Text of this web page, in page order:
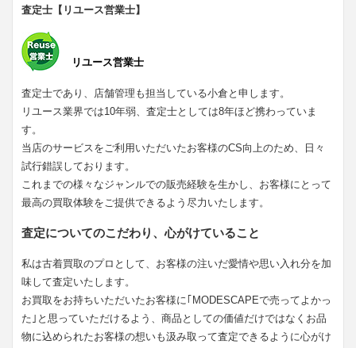
査定士【リユース営業士】
リユース営業士
査定士であり、店舗管理も担当している小倉と申します。
リユース業界では10年弱、査定士としては8年ほど携わっていま
す。
当店のサービスをご利用いただいたお客様のCS向上のため、日々
試行錯誤しております。
これまでの様々なジャンルでの販売経験を生かし、お客様にとって
最高の買取体験をご提供できるよう尽力いたします。
査定についてのこだわり、心がけていること
私は古着買取のプロとして、お客様の注いだ愛情や思い入れ分を加
味して査定いたします。
お買取をお持ちいただいたお客様に｢MODESCAPEで売ってよかっ
た｣と思っていただけるよう、商品としての価値だけではなくお品
物に込められたお客様の想いも汲み取って査定できるように心がけ